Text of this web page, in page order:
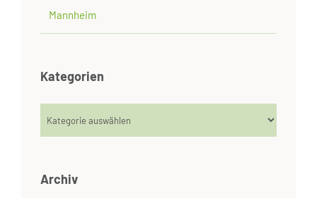
Mannheim
Kategorien
Kategorien
Archiv